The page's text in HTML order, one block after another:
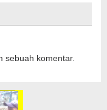
sebuah komentar.